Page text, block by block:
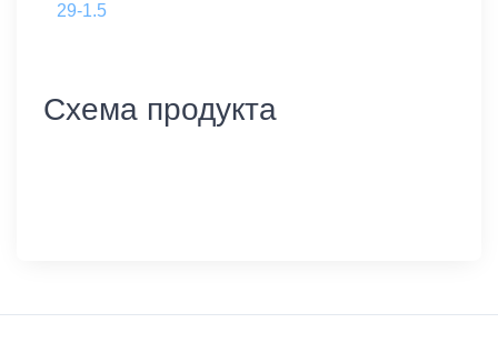
29-1.5
Схема продукта